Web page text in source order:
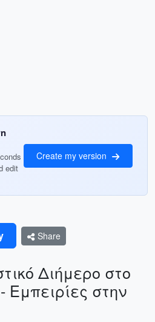
edit
Create my version
Share
Διήμερο στο
στην